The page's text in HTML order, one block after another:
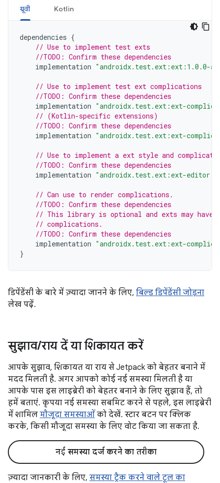
ग्रूवी Kotlin
dependencies {
// Use to implement test exts
//TODO: Confirm these dependencies
implementation "androidx.test.ext:ext:1.0.0-
// Use to implement test ext complications
//TODO: Confirm these dependencies
implementation "androidx.test.ext:ext-
// (Kotlin-specific extensions)
//TODO: Confirm these dependencies
implementation "androidx.test.ext:ext-
// Use to implement a ext style and
//TODO: Confirm these dependencies
implementation "androidx.test.ext:ext-
// Can use to render complications.
//TODO: Confirm these dependencies
// This library is optional and exts may have
// complications.
//TODO: Confirm these dependencies
implementation "androidx.test.ext:ext-
}
डिपेंडेंसी के बारे में ज़्यादा जानने के लिए, बिल्ड डिपेंडेंसी जोड़ना
लेख पढ़ें.
सुझाव/राय दें या शिकायत करें
आपके सुझाव, शिकायत या राय से Jetpack को बेहतर बनाने में
मदद मिलती है. अगर आपको कोई नई समस्या मिलती है या
आपके पास इस लाइब्रेरी को बेहतर बनाने के लिए सुझाव हैं, तो
हमें बताएं. कृपया नई समस्या सबमिट करने से पहले, इस लाइब्रेरी
में शामिल मौजूदा समस्याओं को देखें. स्टार बटन पर क्लिक
करके, किसी मौजूदा समस्या के लिए वोट किया जा सकता है.
नई समस्या दर्ज करने का तरीका
ज़्यादा जानकारी के लिए, समस्या ट्रैक करने वाले टूल का